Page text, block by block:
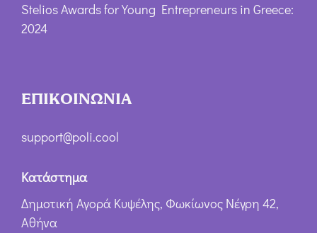
Stelios Awards for Young Entrepreneurs in Greece:
2024
ΕΠΙΚΟΙΝΩΝΙΑ
support@poli.cool
Κατάστημα
Δημοτική Αγορά Κυψέλης, Φωκίωνος Νέγρη 42,
Αθήνα